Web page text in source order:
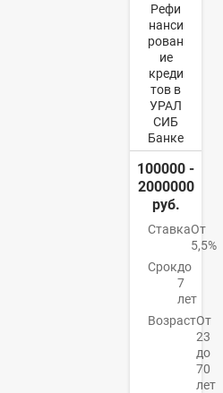
Рефи
нанси
рован
ие
креди
тов в
УРАЛ
СИБ
Банке
100000 -
2000000
руб.
СтавкаОт
5,5%
Срокдо
7
лет
ВозрастОт
23
до
70
лет